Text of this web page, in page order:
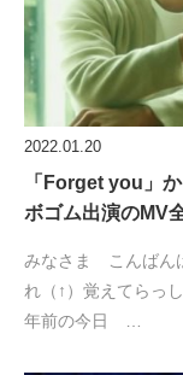
2022.01.20
「Forget you」
ボゴム出演のMV
みなさま こんばん
れ（↑）覚えてらっ
年前の今日 …